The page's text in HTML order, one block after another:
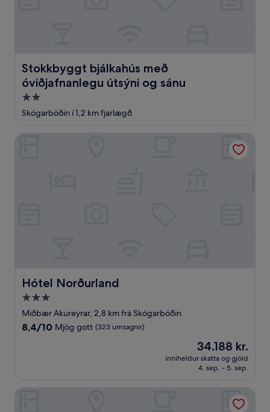
Stokkbyggt bjálkahús með
óviðjafnanlegu útsýni og sánu
Stokkbyggt bjálkahús með óviðjafnanlegu útsýni og sánu
2.0
stjörnu
Skógarböðin í 1,2 km fjarlægð
Hótel Norðurland
Hótel Norðurland
3.0
stjörnu
gististaður
Miðbær Akureyrar, 2,8 km frá Skógarböðin
8.4
umsagnir)
8,4/10 Mjög gott (323 umsagnir)
Verðið
er
34.188 kr.
34.188 kr.
inniheldur skatta og gjöld
4. sep. - 5. sep.